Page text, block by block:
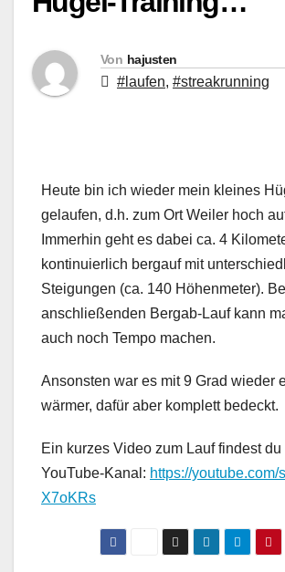
Von hajusten
#laufen, #streakrunning
Heute bin ich wieder mein kleines
gelaufen, d.h. zum Ort Weiler hoch
Immerhin geht es dabei ca. 4
kontinuierlich bergauf mit
Steigungen (ca. 140 Höhenmeter).
anschließenden Bergab-Lauf kann
auch noch Tempo machen.
Ansonsten war es mit 9 Grad wieder
wärmer, dafür aber komplett bedeckt.
Ein kurzes Video zum Lauf findest
YouTube-Kanal: https://youtube.com/
X7oKRs